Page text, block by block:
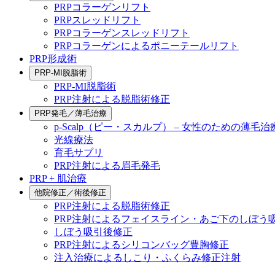
PRPコラーゲンリフト
PRPスレッドリフト
PRPコラーゲンスレッドリフト
PRPコラーゲンによるポニーテールリフト
PRP形成術
PRP-MI脱脂術
PRP-MI脱脂術
PRP注射による脱脂術修正
PRP発毛／薄毛治療
p-Scalp（ピー・スカルプ） – 女性のための薄毛治
光線療法
育毛サプリ
PRP注射による眉毛発毛
PRP + 肌治療
他院修正／術後修正
PRP注射による脱脂術修正
PRP注射によるフェイスライン・あご下のしぼう
しぼう吸引後修正
PRP注射によるシリコンバッグ豊胸修正
注入治療によるしこり・ふくらみ修正注射